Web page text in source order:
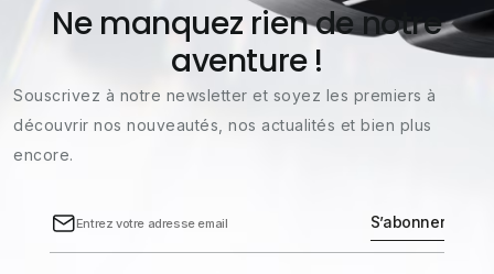
Ne manquez rien de notre
aventure !
Souscrivez à notre newsletter et soyez les premiers à
découvrir nos nouveautés, nos actualités et bien plus
encore.